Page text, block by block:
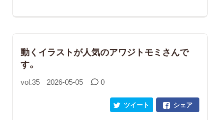
動くイラストが人気のアワジトモミさんで
す。
vol.35 2026-05-05 0
シェア
ツイート